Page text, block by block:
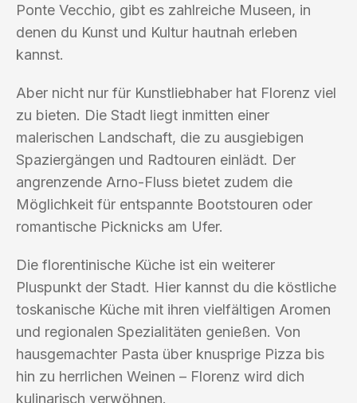
Ponte Vecchio, gibt es zahlreiche Museen, in
denen du Kunst und Kultur hautnah erleben
kannst.
Aber nicht nur für Kunstliebhaber hat Florenz viel
zu bieten. Die Stadt liegt inmitten einer
malerischen Landschaft, die zu ausgiebigen
Spaziergängen und Radtouren einlädt. Der
angrenzende Arno-Fluss bietet zudem die
Möglichkeit für entspannte Bootstouren oder
romantische Picknicks am Ufer.
Die florentinische Küche ist ein weiterer
Pluspunkt der Stadt. Hier kannst du die köstliche
toskanische Küche mit ihren vielfältigen Aromen
und regionalen Spezialitäten genießen. Von
hausgemachter Pasta über knusprige Pizza bis
hin zu herrlichen Weinen – Florenz wird dich
kulinarisch verwöhnen.